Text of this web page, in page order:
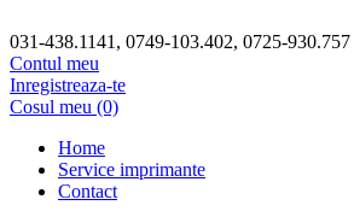
031-438.1141, 0749-103.402, 0725-930.757
Contul meu
Inregistreaza-te
Cosul meu (0)
Home
Service imprimante
Contact